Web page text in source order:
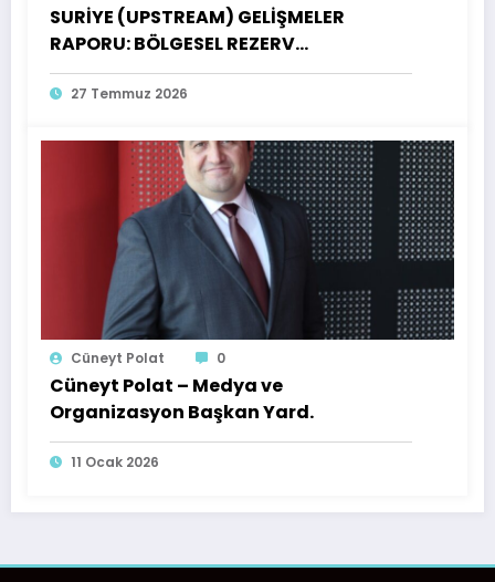
SURİYE (UPSTREAM) GELİŞMELER
RAPORU: BÖLGESEL REZERV
GÖRÜNÜMÜ, AÇIK ÜRETİM LİSANSLARI
VE TÜRK YATIRIMCILARI İÇİN FIRSATLAR
27 Temmuz 2026
Cüneyt Polat 0
Cüneyt Polat – Medya ve
Organizasyon Başkan Yard.
11 Ocak 2026